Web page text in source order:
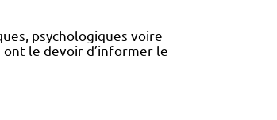
psychologiques voire
le devoir d’informer le